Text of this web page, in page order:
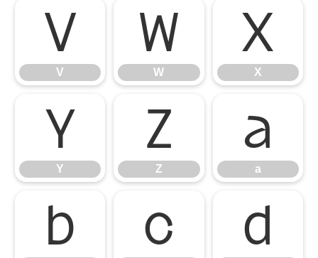
V
V
W
W
X
X
Y
Y
Z
Z
a
a
b c d